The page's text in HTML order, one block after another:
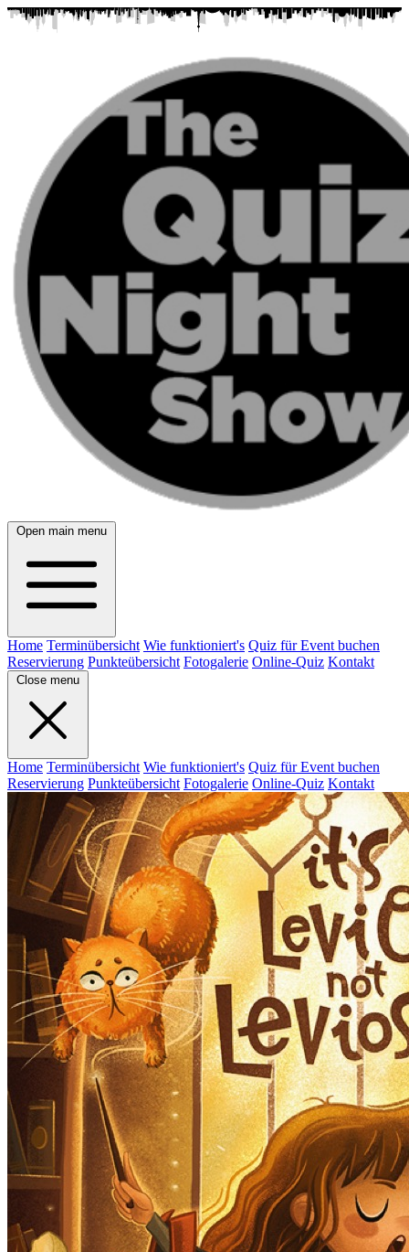
Open main menu
Home Terminübersicht Wie funktioniert's Quiz für Event buchen
Reservierung Punkteübersicht Fotogalerie Online-Quiz Kontakt
Close menu
Home Terminübersicht Wie funktioniert's Quiz für Event buchen
Reservierung Punkteübersicht Fotogalerie Online-Quiz Kontakt